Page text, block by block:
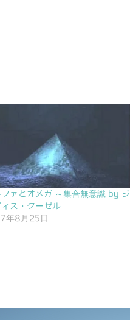
ファとオメガ ～集合無意識 by ジ
ィス・クーゼル
年8月25日